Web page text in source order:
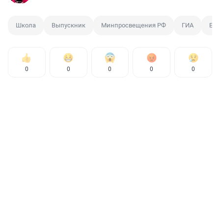
Школа Выпускник Минпросвещения РФ ГИА ЕГЭ
0 0 0 0 0